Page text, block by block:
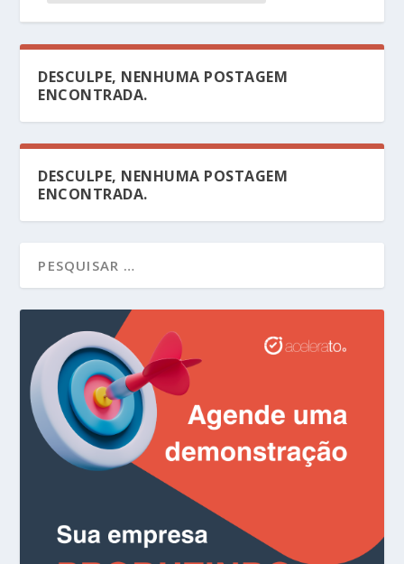
DESCULPE, NENHUMA POSTAGEM
ENCONTRADA.
DESCULPE, NENHUMA POSTAGEM
ENCONTRADA.